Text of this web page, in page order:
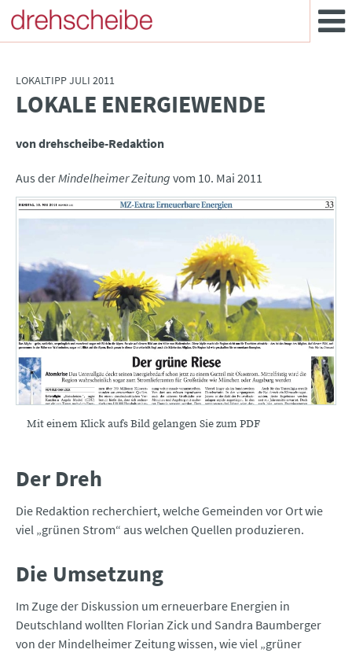
LOKALTIPP JULI 2011
:LOKALE ENERGIEWENDE
von drehscheibe-Redaktion
Aus derMindelheimer Zeitung vom 10. Mai 2011
Mit einem Klick aufs Bild gelangen Sie zum PDF
Der Dreh
Die Redaktion recherchiert, welche Gemeinden vor Ort wie
viel „grünen Strom“ aus welchen Quellen produzieren.
Die Umsetzung
Im Zuge der Diskussion um erneuerbare Energien in
Deutschland wollten Florian Zick und Sandra Baumberger
von der Mindelheimer Zeitung wissen, wie viel „grüner